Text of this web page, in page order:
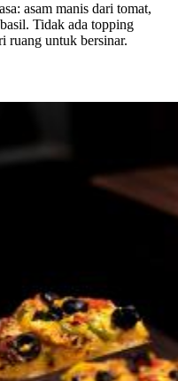
asam manis dari tomat,
Tidak ada topping
ruang untuk bersinar.